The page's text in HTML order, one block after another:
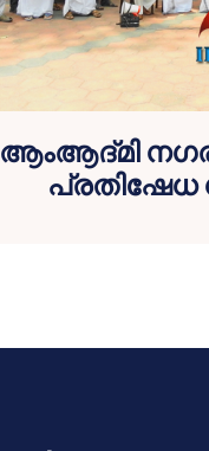
ആംആദ്മി
പ്രതിഷേധ